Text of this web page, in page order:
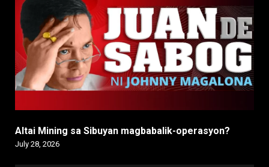
Altai Mining sa Sibuyan magbabalik-operasyon?
July 28, 2026